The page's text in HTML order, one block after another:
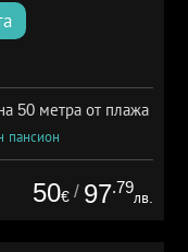
50 метра от плажа
пансион
50€ / 97.79
лв.